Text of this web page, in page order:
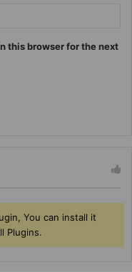
this browser for the next
You can install it
Plugins.